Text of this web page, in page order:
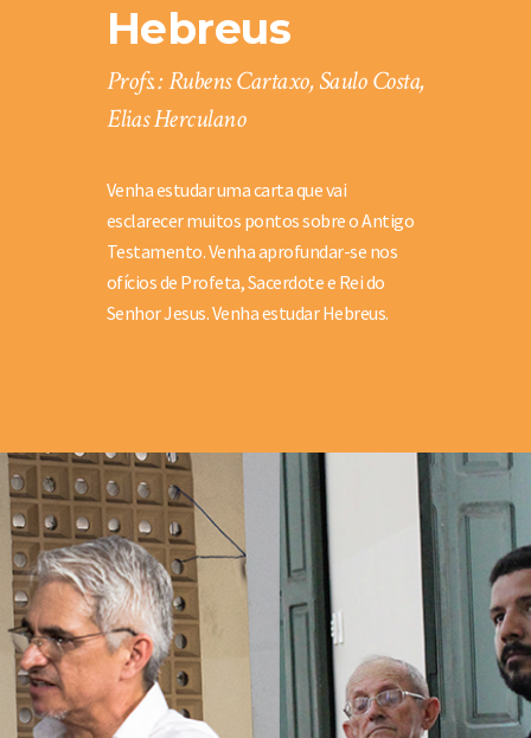
Hebreus
Profs.: Rubens Cartaxo, Saulo Costa,
Elias Herculano
Venha estudar uma carta que vai
esclarecer muitos pontos sobre o Antigo
Testamento. Venha aprofundar-se nos
ofícios de Profeta, Sacerdote e Rei do
Senhor Jesus. Venha estudar Hebreus.